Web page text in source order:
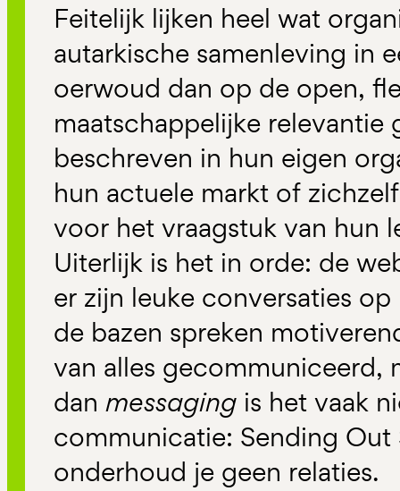
Feitelijk lijken heel wat
autarkische samenleving in
oerwoud dan op de open,
maatschappelijke relevantie
beschreven in hun eigen
hun actuele markt of
voor het vraagstuk van hun
Uiterlijk is het in orde: de
er zijn leuke conversaties
de bazen spreken
van alles gecommuniceerd,
dan messaging is het vaak
communicatie: Sending Out
onderhoud je geen relaties.